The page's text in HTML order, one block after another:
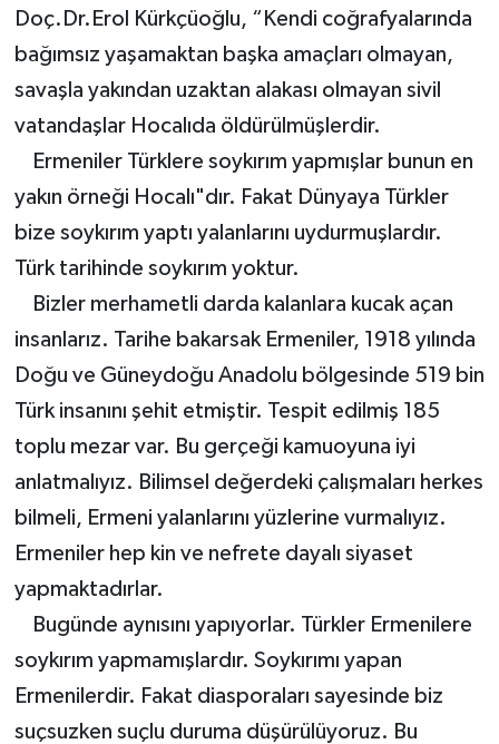
Doç.Dr.Erol Kürkçüoğlu, “Kendi coğrafyalarında
bağımsız yaşamaktan başka amaçları olmayan,
savaşla yakından uzaktan alakası olmayan sivil
vatandaşlar Hocalıda öldürülmüşlerdir.
Ermeniler Türklere soykırım yapmışlar bunun en
yakın örneği Hocalı"dır. Fakat Dünyaya Türkler
bize soykırım yaptı yalanlarını uydurmuşlardır.
Türk tarihinde soykırım yoktur.
Bizler merhametli darda kalanlara kucak açan
insanlarız. Tarihe bakarsak Ermeniler, 1918 yılında
Doğu ve Güneydoğu Anadolu bölgesinde 519 bin
Türk insanını şehit etmiştir. Tespit edilmiş 185
toplu mezar var. Bu gerçeği kamuoyuna iyi
anlatmalıyız. Bilimsel değerdeki çalışmaları herkes
bilmeli, Ermeni yalanlarını yüzlerine vurmalıyız.
Ermeniler hep kin ve nefrete dayalı siyaset
yapmaktadırlar.
Bugünde aynısını yapıyorlar. Türkler Ermenilere
soykırım yapmamışlardır. Soykırımı yapan
Ermenilerdir. Fakat diasporaları sayesinde biz
suçsuzken suçlu duruma düşürülüyoruz. Bu